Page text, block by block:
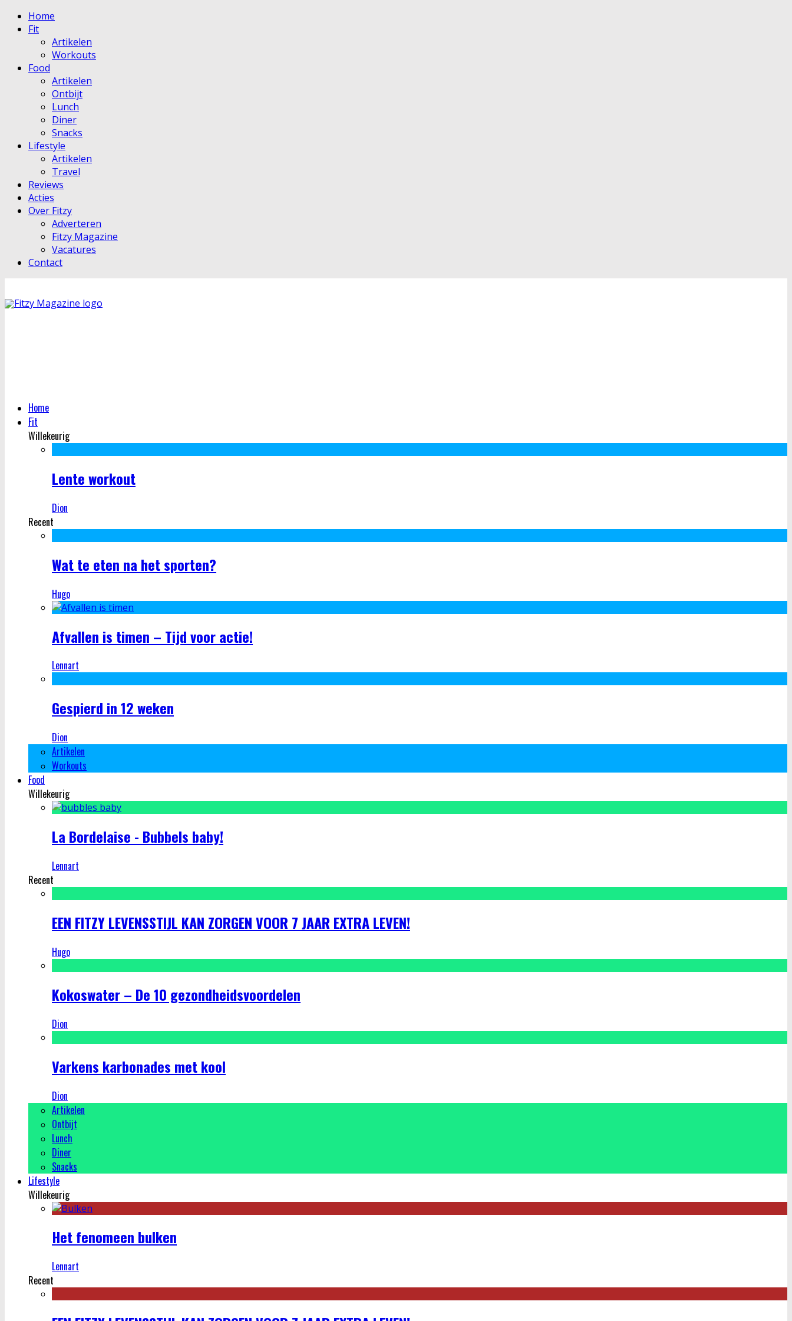
Home
Fit
Artikelen
Workouts
Food
Artikelen
Ontbijt
Lunch
Diner
Snacks
Lifestyle
Artikelen
Travel
Reviews
Acties
Over Fitzy
Adverteren
Fitzy Magazine
Vacatures
Contact
Home
Fit
Willekeurig
Lente workout
Dion
Recent
Wat te eten na het sporten?
Hugo
Afvallen is timen – Tijd voor actie!
Lennart
Gespierd in 12 weken
Dion
Artikelen
Workouts
Food
Willekeurig
La Bordelaise - Bubbels baby!
Lennart
Recent
EEN FITZY LEVENSSTIJL KAN ZORGEN VOOR 7 JAAR EXTRA LEVEN!
Hugo
Kokoswater – De 10 gezondheidsvoordelen
Dion
Varkens karbonades met kool
Dion
Artikelen
Ontbijt
Lunch
Diner
Snacks
Lifestyle
Willekeurig
Het fenomeen bulken
Lennart
Recent